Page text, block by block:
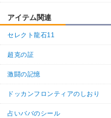
アイテム関連
セレクト龍石11
超克の証
激闘の記憶
ドッカンフロンティアのしおり
占いババのシール